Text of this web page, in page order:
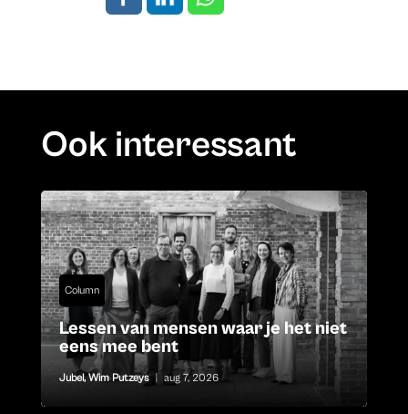
Ook interessant
Column
Lessen van mensen waar je het niet
eens mee bent
Jubel,Wim Putzeys | aug 7, 2026